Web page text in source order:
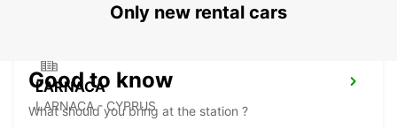
LARNACA
LARNACA - CYPRUS
Only new rental cars
Good to know
What should you bring at the station ?